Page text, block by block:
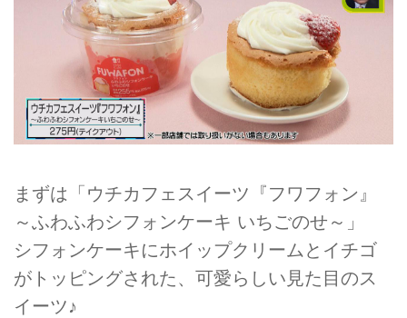
まずは「ウチカフェスイーツ『フワフォン』
～ふわふわシフォンケーキ いちごのせ～」
シフォンケーキにホイップクリームとイチゴ
がトッピングされた、可愛らしい見た目のス
イーツ♪